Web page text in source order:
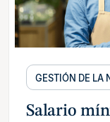
GESTIÓN DE LA
Salario